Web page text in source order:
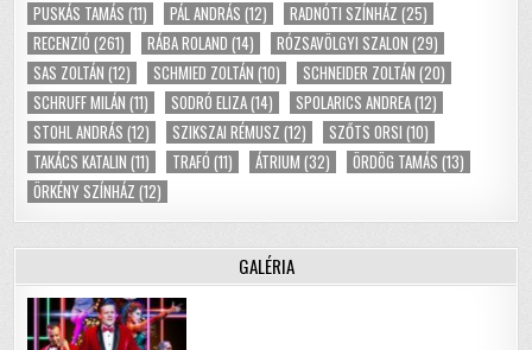
PUSKÁS TAMÁS (11) PÁL ANDRÁS (12) RADNÓTI SZÍNHÁZ (25)
RECENZIÓ (261) RÁBA ROLAND (14) RÓZSAVÖLGYI SZALON (29)
SAS ZOLTÁN (12) SCHMIED ZOLTÁN (10) SCHNEIDER ZOLTÁN (20)
SCHRUFF MILÁN (11) SODRÓ ELIZA(14) SPOLARICS ANDREA(12)
STOHL ANDRÁS (12) SZIKSZAI RÉMUSZ (12) SZŐTS ORSI (10)
TAKÁCS KATALIN (11) TRAFÓ (11) ÁTRIUM (32) ÖRDÖG TAMÁS (13)
ÖRKÉNY SZÍNHÁZ (12)
GALÉRIA